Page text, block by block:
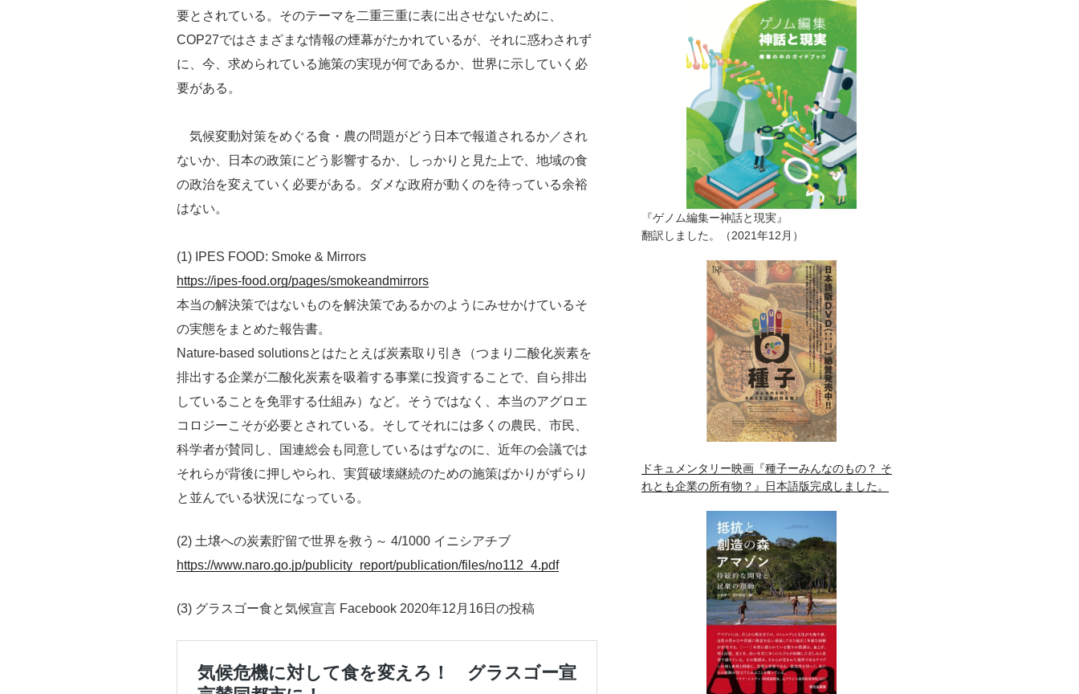
要とされている。そのテーマを二重三重に表に出させないために、
COP27ではさまざまな情報の煙幕がたかれているが、それに惑わされず
に、今、求められている施策の実現が何であるか、世界に示していく必
要がある。
気候変動対策をめぐる食・農の問題がどう日本で報道されるか／され
ないか、日本の政策にどう影響するか、しっかりと見た上で、地域の食
の政治を変えていく必要がある。ダメな政府が動くのを待っている余裕
はない。
(1) IPES FOOD: Smoke & Mirrors
https://ipes-food.org/pages/smokeandmirrors
本当の解決策ではないものを解決策であるかのようにみせかけているそ
の実態をまとめた報告書。
Nature-based solutionsとはたとえば炭素取り引き（つまり二酸化炭素を
排出する企業が二酸化炭素を吸着する事業に投資することで、自ら排出
していることを免罪する仕組み）など。そうではなく、本当のアグロエ
コロジーこそが必要とされている。そしてそれには多くの農民、市民、
科学者が賛同し、国連総会も同意しているはずなのに、近年の会議では
それらが背後に押しやられ、実質破壊継続のための施策ばかりがずらり
と並んでいる状況になっている。
(2) 土壌への炭素貯留で世界を救う～ 4/1000 イニシアチブ
https://www.naro.go.jp/publicity_report/publication/files/no112_4.pdf
(3) グラスゴー食と気候宣言 Facebook 2020年12月16日の投稿
『ゲノム編集ー神話と現実』
翻訳しました。（2021年12月）
ドキュメンタリー映画『種子ーみんなのもの？ そ
れとも企業の所有物？』日本語版完成しました。